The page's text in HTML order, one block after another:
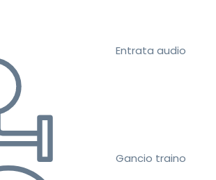
Entrata audio
Gancio traino